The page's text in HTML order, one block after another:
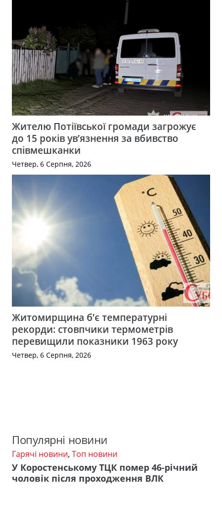
Жителю Потіївської громади загрожує
до 15 років ув’язнення за вбивство
співмешканки
Четвер, 6 Серпня, 2026
Житомирщина б’є температурні
рекорди: стовпчики термометрів
перевищили показники 1963 року
Четвер, 6 Серпня, 2026
Популярні новини
Гарячі новини, Топ новини
У Коростенському ТЦК помер 46-річний
чоловік після проходження ВЛК